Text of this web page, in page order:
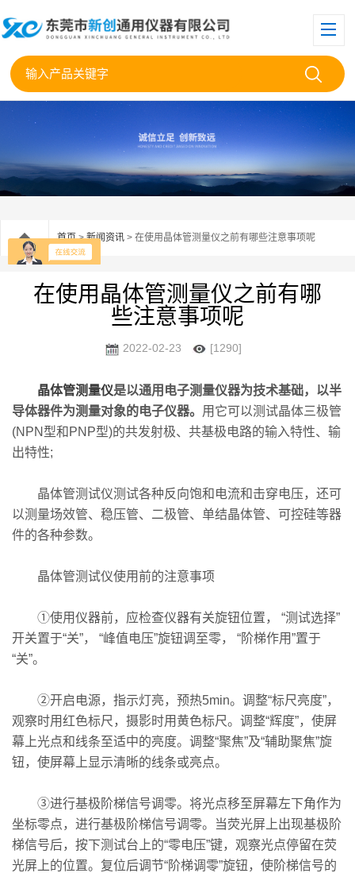
首页>新闻资讯 > 在使用晶体管测量仪之前有哪些注意事项呢
在使用晶体管测量仪之前有哪
些注意事项呢
2022-02-23 [1290]
晶体管测量仪是以通用电子测量仪器为技术基础，以半
导体器件为测量对象的电子仪器。 用它可以测试晶体三极管
(NPN型和PNP型)的共发射极、共基极电路的输入特性、输
出特性;
晶体管测试仪测试各种反向饱和电流和击穿电压，还可
以测量场效管、稳压管、二极管、单结晶体管、可控硅等器
件的各种参数。
晶体管测试仪使用前的注意事项
①使用仪器前，应检查仪器有关旋钮位置， “测试选择”
开关置于“关”， “峰值电压”旋钮调至零， “阶梯作用”置于
“关”。
②开启电源，指示灯亮，预热5min。调整“标尺亮度”，
观察时用红色标尺，摄影时用黄色标尺。调整“辉度”，使屏
幕上光点和线条至适中的亮度。调整“聚焦”及“辅助聚焦”旋
钮，使屏幕上显示清晰的线条或亮点。
③进行基极阶梯信号调零。将光点移至屏幕左下角作为
坐标零点，进行基极阶梯信号调零。当荧光屏上出现基极阶
梯信号后，按下测试台上的“零电压”键，观察光点停留在荧
光屏上的位置。复位后调节“阶梯调零”旋钮，使阶梯信号的